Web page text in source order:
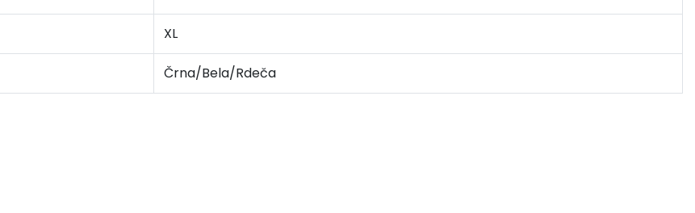
XL
Črna/Bela/Rdeča